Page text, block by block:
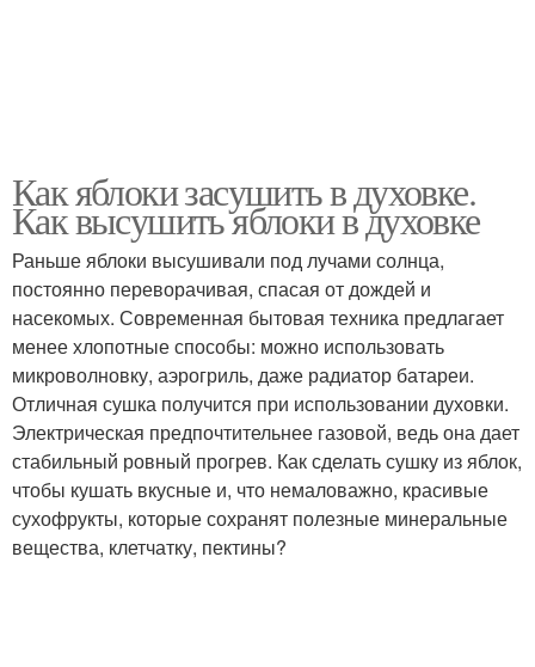
Как яблоки засушить в духовке.
Как высушить яблоки в духовке
Раньше яблоки высушивали под лучами солнца,
постоянно переворачивая, спасая от дождей и
насекомых. Современная бытовая техника предлагает
менее хлопотные способы: можно использовать
микроволновку, аэрогриль, даже радиатор батареи.
Отличная сушка получится при использовании духовки.
Электрическая предпочтительнее газовой, ведь она дает
стабильный ровный прогрев. Как сделать сушку из яблок,
чтобы кушать вкусные и, что немаловажно, красивые
сухофрукты, которые сохранят полезные минеральные
вещества, клетчатку, пектины?